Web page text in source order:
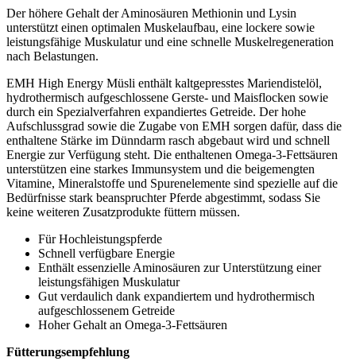
Der höhere Gehalt der Aminosäuren Methionin und Lysin
unterstützt einen optimalen Muskelaufbau, eine lockere sowie
leistungsfähige Muskulatur und eine schnelle Muskelregeneration
nach Belastungen.
EMH High Energy Müsli enthält kaltgepresstes Mariendistelöl,
hydrothermisch aufgeschlossene Gerste- und Maisflocken sowie
durch ein Spezialverfahren expandiertes Getreide. Der hohe
Aufschlussgrad sowie die Zugabe von EMH sorgen dafür, dass die
enthaltene Stärke im Dünndarm rasch abgebaut wird und schnell
Energie zur Verfügung steht. Die enthaltenen Omega-3-Fettsäuren
unterstützen eine starkes Immunsystem und die beigemengten
Vitamine, Mineralstoffe und Spurenelemente sind spezielle auf die
Bedürfnisse stark beanspruchter Pferde abgestimmt, sodass Sie
keine weiteren Zusatzprodukte füttern müssen.
Für Hochleistungspferde
Schnell verfügbare Energie
Enthält essenzielle Aminosäuren zur Unterstützung einer
leistungsfähigen Muskulatur
Gut verdaulich dank expandiertem und hydrothermisch
aufgeschlossenem Getreide
Hoher Gehalt an Omega-3-Fettsäuren
Fütterungsempfehlung